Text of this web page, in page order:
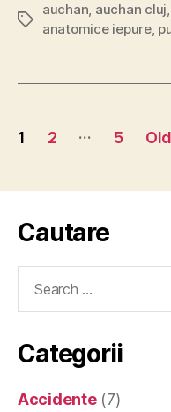
Tags
auchan, auchan cluj,
anatomice iepure,
Posts
1 2 … 5
Cautare
Categorii
Accidente(7)